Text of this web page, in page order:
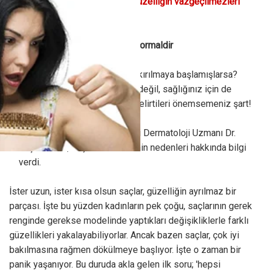
arasında yer alıyor.
Günde 50-100 saç teli kaybı normaldir
Peki saçlar dökülmeye ya da kırılmaya başlamışlarsa?
İşte yalnızca güzelliğiniz için değil, sağlığınız için de
tehlike sinyali olabilecek bu belirtileri önemsemeniz şart!
Acıbadem Bakırköy Hastanesi Dermatoloji Uzmanı Dr.
Yeşim Tekin, saç dökülmelerinin nedenleri hakkında bilgi
verdi.
İster uzun, ister kısa olsun saçlar, güzelliğin ayrılmaz bir
parçası. İşte bu yüzden kadınların pek çoğu, saçlarının gerek
renginde gerekse modelinde yaptıkları değişikliklerle farklı
güzellikleri yakalayabiliyorlar. Ancak bazen saçlar, çok iyi
bakılmasına rağmen dökülmeye başlıyor. İşte o zaman bir
panik yaşanıyor. Bu duruda akla gelen ilk soru; 'hepsi